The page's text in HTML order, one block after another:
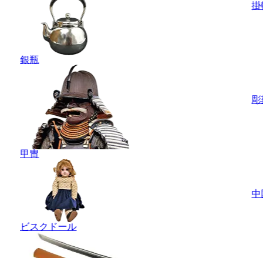
銀瓶
甲冑
ビスクドール
掛
彫
中